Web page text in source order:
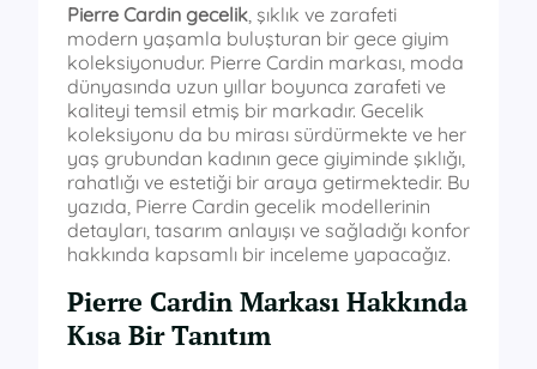
Pierre Cardin gecelik , şıklık ve zarafeti
modern yaşamla buluşturan bir gece giyim
koleksiyonudur. Pierre Cardin markası, moda
dünyasında uzun yıllar boyunca zarafeti ve
kaliteyi temsil etmiş bir markadır. Gecelik
koleksiyonu da bu mirası sürdürmekte ve her
yaş grubundan kadının gece giyiminde şıklığı,
rahatlığı ve estetiği bir araya getirmektedir. Bu
yazıda, Pierre Cardin gecelik modellerinin
detayları, tasarım anlayışı ve sağladığı konfor
hakkında kapsamlı bir inceleme yapacağız.
Pierre Cardin Markası Hakkında
Kısa Bir Tanıtım